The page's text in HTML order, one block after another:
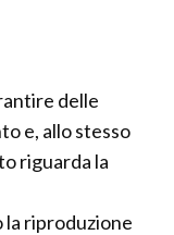
delle
e, allo stesso
riguarda la
la riproduzione